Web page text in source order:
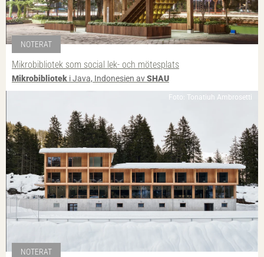
NOTERAT
Mikrobibliotek som social lek- och mötesplats
Mikrobibliotek i Java, Indonesien avSHAU
Foto: Tonatiuh Ambrosetti
NOTERAT